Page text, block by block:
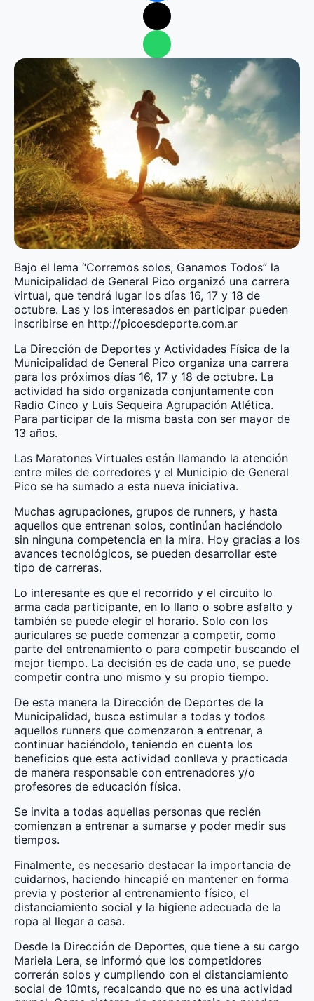
Bajo el lema “Corremos solos, Ganamos Todos” la
Municipalidad de General Pico organizó una carrera
virtual, que tendrá lugar los días 16, 17 y 18 de
octubre. Las y los interesados en participar pueden
inscribirse en http://picoesdeporte.com.ar
La Dirección de Deportes y Actividades Física de la
Municipalidad de General Pico organiza una carrera
para los próximos días 16, 17 y 18 de octubre. La
actividad ha sido organizada conjuntamente con
Radio Cinco y Luis Sequeira Agrupación Atlética.
Para participar de la misma basta con ser mayor de
13 años.
Las Maratones Virtuales están llamando la atención
entre miles de corredores y el Municipio de General
Pico se ha sumado a esta nueva iniciativa.
Muchas agrupaciones, grupos de runners, y hasta
aquellos que entrenan solos, continúan haciéndolo
sin ninguna competencia en la mira. Hoy gracias a los
avances tecnológicos, se pueden desarrollar este
tipo de carreras.
Lo interesante es que el recorrido y el circuito lo
arma cada participante, en lo llano o sobre asfalto y
también se puede elegir el horario. Solo con los
auriculares se puede comenzar a competir, como
parte del entrenamiento o para competir buscando el
mejor tiempo. La decisión es de cada uno, se puede
competir contra uno mismo y su propio tiempo.
De esta manera la Dirección de Deportes de la
Municipalidad, busca estimular a todas y todos
aquellos runners que comenzaron a entrenar, a
continuar haciéndolo, teniendo en cuenta los
beneficios que esta actividad conlleva y practicada
de manera responsable con entrenadores y/o
profesores de educación física.
Se invita a todas aquellas personas que recién
comienzan a entrenar a sumarse y poder medir sus
tiempos.
Finalmente, es necesario destacar la importancia de
cuidarnos, haciendo hincapié en mantener en forma
previa y posterior al entrenamiento físico, el
distanciamiento social y la higiene adecuada de la
ropa al llegar a casa.
Desde la Dirección de Deportes, que tiene a su cargo
Mariela Lera, se informó que los competidores
correrán solos y cumpliendo con el distanciamiento
social de 10mts, recalcando que no es una actividad